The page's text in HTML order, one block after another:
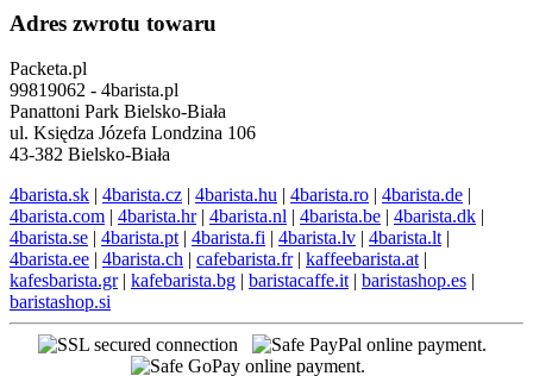
Adres zwrotu towaru
Packeta.pl
99819062 - 4barista.pl
Panattoni Park Bielsko-Biała
ul. Księdza Józefa Londzina 106
43-382 Bielsko-Biała
4barista.sk | 4barista.cz | 4barista.hu | 4barista.ro | 4barista.de |
4barista.com | 4barista.hr| 4barista.nl | 4barista.be | 4barista.dk |
4barista.se | 4barista.pt | 4barista.fi | 4barista.lv | 4barista.lt |
4barista.ee | 4barista.ch | cafebarista.fr| kaffeebarista.at |
kafesbarista.gr| kafebarista.bg | baristacaffe.it | baristashop.es |
baristashop.si